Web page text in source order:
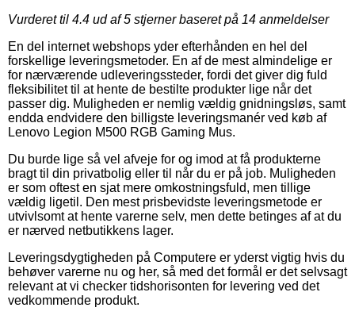
Vurderet til 4.4 ud af 5 stjerner baseret på 14 anmeldelser
En del internet webshops yder efterhånden en hel del
forskellige leveringsmetoder. En af de mest almindelige er
for nærværende udleveringssteder, fordi det giver dig fuld
fleksibilitet til at hente de bestilte produkter lige når det
passer dig. Muligheden er nemlig vældig gnidningsløs, samt
endda endvidere den billigste leveringsmanér ved køb af
Lenovo Legion M500 RGB Gaming Mus.
Du burde lige så vel afveje for og imod at få produkterne
bragt til din privatbolig eller til når du er på job. Muligheden
er som oftest en sjat mere omkostningsfuld, men tillige
vældig ligetil. Den mest prisbevidste leveringsmetode er
utvivlsomt at hente varerne selv, men dette betinges af at du
er nærved netbutikkens lager.
Leveringsdygtigheden på Computere er yderst vigtig hvis du
behøver varerne nu og her, så med det formål er det selvsagt
relevant at vi checker tidshorisonten for levering ved det
vedkommende produkt.